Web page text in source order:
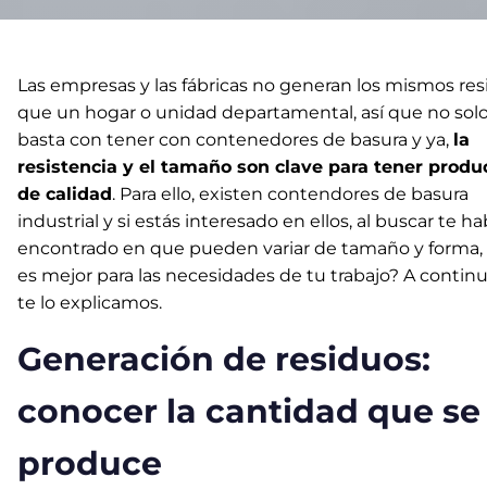
Las empresas y las fábricas no generan los mismos
que un hogar o unidad departamental, así que no
basta con tener con contenedores de basura y ya, la
resistencia y el tamaño son clave para tener
de calidad. Para ello, existen contendores de basura
industrial y si estás interesado en ellos, al buscar te
encontrado en que pueden variar de tamaño y forma,
es mejor para las necesidades de tu trabajo? A
te lo explicamos.
Generación de residuos:
conocer la cantidad que se
produce